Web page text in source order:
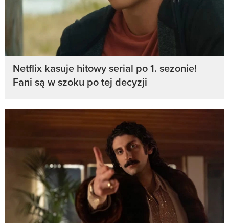
Netflix kasuje hitowy serial po 1. sezonie!
Fani są w szoku po tej decyzji